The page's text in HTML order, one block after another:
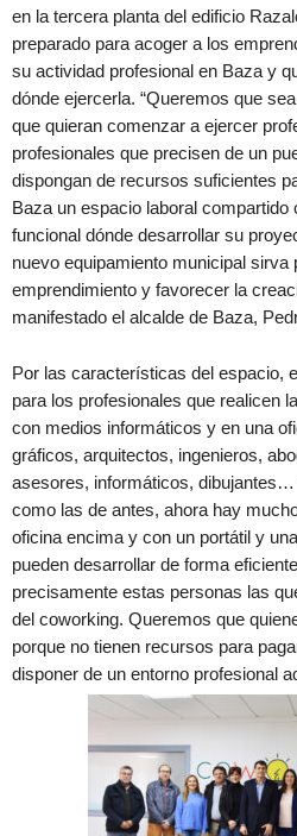
en la tercera planta del edificio
preparado para acoger a los
su actividad profesional en Baza y
dónde ejercerla. “Queremos que
que quieran comenzar a ejercer
profesionales que precisen de un
dispongan de recursos suficientes
Baza un espacio laboral compartido
funcional dónde desarrollar su
nuevo equipamiento municipal sirva
emprendimiento y favorecer la
manifestado el alcalde de Baza,
Por las características del espacio,
para los profesionales que realicen
con medios informáticos y en una
gráficos, arquitectos, ingenieros,
asesores, informáticos,
como las de antes, ahora hay
oficina encima y con un portátil y
pueden desarrollar de forma
precisamente estas personas las
del coworking. Queremos que
porque no tienen recursos para
disponer de un entorno profesional